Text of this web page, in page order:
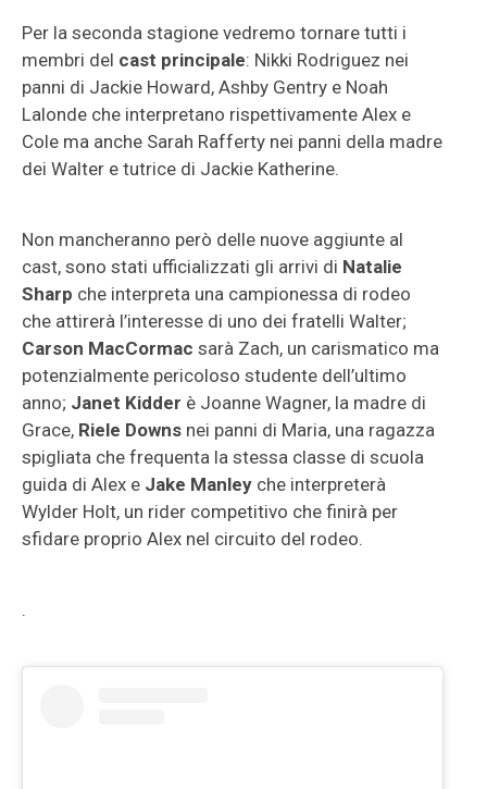
Per la seconda stagione vedremo tornare tutti i
membri del cast principale: Nikki Rodriguez nei
panni di Jackie Howard, Ashby Gentry e Noah
Lalonde che interpretano rispettivamente Alex e
Cole ma anche Sarah Rafferty nei panni della madre
dei Walter e tutrice di Jackie Katherine.
Non mancheranno però delle nuove aggiunte al
cast, sono stati ufficializzati gli arrivi di Natalie
Sharp che interpreta una campionessa di rodeo
che attirerà l’interesse di uno dei fratelli Walter;
Carson MacCormac sarà Zach, un carismatico ma
potenzialmente pericoloso studente dell’ultimo
anno; Janet Kidder è Joanne Wagner, la madre di
Grace, Riele Downs nei panni di Maria, una ragazza
spigliata che frequenta la stessa classe di scuola
guida di Alex e Jake Manley che interpreterà
Wylder Holt, un rider competitivo che finirà per
sfidare proprio Alex nel circuito del rodeo.
.